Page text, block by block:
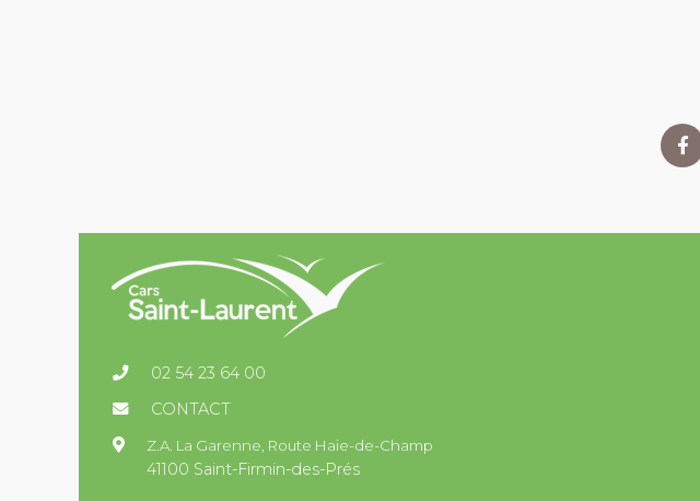
02 54 23 64 00
CONTACT
Z.A. La Garenne, Route Haie-de-Champ
41100 Saint-Firmin-des-Prés